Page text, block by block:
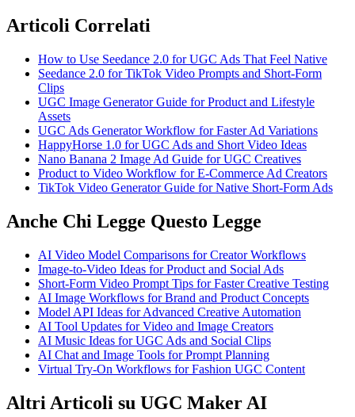
Articoli Correlati
How to Use Seedance 2.0 for UGC Ads That Feel Native
Seedance 2.0 for TikTok Video Prompts and Short-Form
Clips
UGC Image Generator Guide for Product and Lifestyle
Assets
UGC Ads Generator Workflow for Faster Ad Variations
HappyHorse 1.0 for UGC Ads and Short Video Ideas
Nano Banana 2 Image Ad Guide for UGC Creatives
Product to Video Workflow for E-Commerce Ad Creators
TikTok Video Generator Guide for Native Short-Form Ads
Anche Chi Legge Questo Legge
AI Video Model Comparisons for Creator Workflows
Image-to-Video Ideas for Product and Social Ads
Short-Form Video Prompt Tips for Faster Creative Testing
AI Image Workflows for Brand and Product Concepts
Model API Ideas for Advanced Creative Automation
AI Tool Updates for Video and Image Creators
AI Music Ideas for UGC Ads and Social Clips
AI Chat and Image Tools for Prompt Planning
Virtual Try-On Workflows for Fashion UGC Content
Altri Articoli su UGC Maker AI